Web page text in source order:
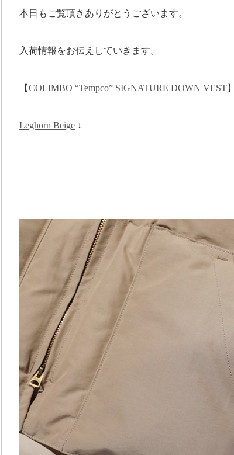
本日もご覧頂きありがとうございます。
入荷情報をお伝えしていきます。
【COLIMBO “Tempco” SIGNATURE DOWN VEST】
Leghorn Beige ↓